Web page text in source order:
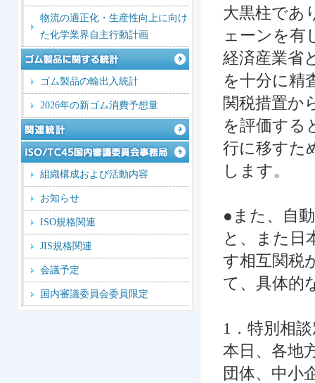
大黒柱であ
ェーンを有
経済産業省
を十分に精
関税措置か
を評価する
行に移すた
します。
●また、自
と、また日
す相互関税
て、具体的
1 ．特別相
本日、各地
団体、中小
物流の適正化・生産性向上に向け
た化学業界自主行動計画
ゴム製品の輸出入統計
2026年の新ゴム消費予想量
組織構成および活動内容
お知らせ
ISO規格関連
JIS規格関連
会議予定
国内審議委員会委員限定